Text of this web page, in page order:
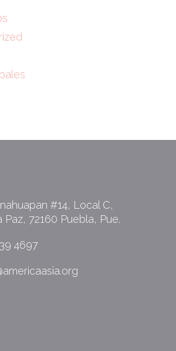
#14, Local C,
Paz, 72160 Puebla, Pue.
4697